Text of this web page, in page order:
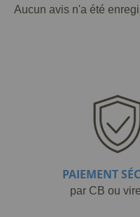
Aucun avis n'a été
PAIEMENT
par CB ou